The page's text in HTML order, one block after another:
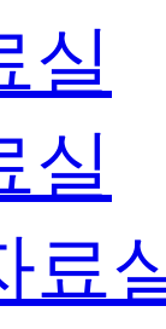
실
실
료